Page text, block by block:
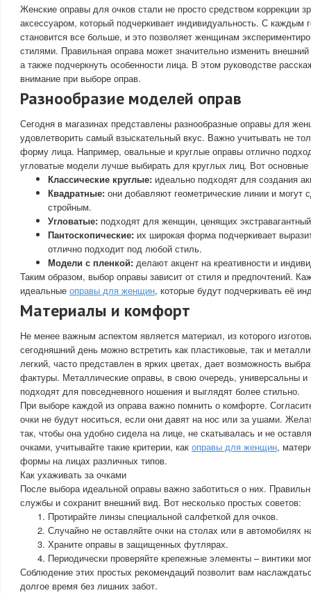
Женские оправы для очков стали не просто средством коррекции
аксессуаром, который подчеркивает индивидуальность. С каждым
становится все больше, и это позволяет женщинам
стилями. Правильная оправа может значительно изменить
а также подчеркнуть особенности лица. В этом руководстве
внимание при выборе оправ.
Разнообразие моделей оправ
Сегодня в магазинах представлены разнообразные оправы для
удовлетворить самый взыскательный вкус. Важно учитывать не
форму лица. Например, овальные и круглые оправы отлично
угловатые модели лучше выбирать для круглых лиц. Вот основные
Классические круглые: идеально подходят для создания
Квадратные: они добавляют геометрические линии и могут
стройным.
Угловатые: подходят для женщин, ценящих
Пантоскопические: их широкая форма подчеркивает
отлично подходит под любой стиль.
Модели с пленкой: делают акцент на креативности и
Таким образом, выбор оправы зависит от стиля и предпочтений.
идеальные оправы для женщин, которые будут подчеркивать её
Материалы и комфорт
Не менее важным аспектом является материал, из которого
сегодняшний день можно встретить как пластиковые, так и
легкий, часто представлен в ярких цветах, дает возможность
фактуры. Металлические оправы, в свою очередь, универсальны
подходят для повседневного ношения и выглядят более стильно.
При выборе каждой из оправа важно помнить о комфорте.
очки не будут носиться, если они давят на нос или за ушами.
так, чтобы она удобно сидела на лице, не скатывалась и не
очками, учитывайте такие критерии, как оправы для женщин,
формы на лицах различных типов.
Как ухаживать за очками
После выбора идеальной оправы важно заботиться о них.
службы и сохранит внешний вид. Вот несколько простых советов:
Протирайте линзы специальной салфеткой для очков.
Случайно не оставляйте очки на столах или в автомобилях
Храните оправы в защищенных футлярах.
Периодически проверяйте крепежные элементы – винтики
Соблюдение этих простых рекомендаций позволит вам
долгое время без лишних забот.